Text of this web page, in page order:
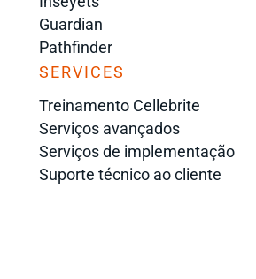
Guardian
Pathfinder
SERVICES
Treinamento Cellebrite
Serviços avançados
Serviços de implementação
Suporte técnico ao cliente